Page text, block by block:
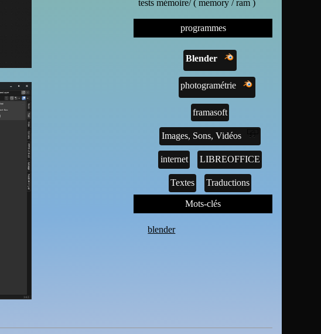
tests mémoire/ ( memory / ram )
programmes
Blender
photogramétrie
framasoft
Images, Sons, Vidéos
internet LIBREOFFICE
Textes Traductions
Mots-clés
blender